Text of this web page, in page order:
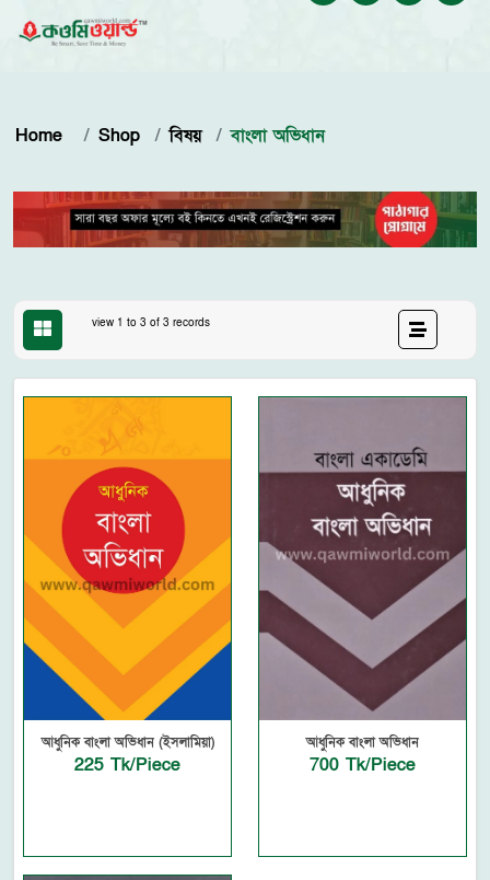
Home Shop বিষয় বাংলা অভিধান
view 1 to 3 of 3 records
আধুনিক বাংলা অভিধান (ইসলামিয়া)
225 Tk/Piece
আধুনিক বাংলা অভিধান
700 Tk/Piece